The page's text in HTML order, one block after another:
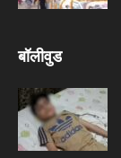
बॉलीवुड